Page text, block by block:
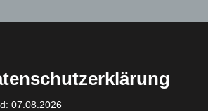
und der Herbst die Gärten in ein
Herrenhausen zu einem
bis 19 Uhr das beliebte Laternenfest
07.08.2026